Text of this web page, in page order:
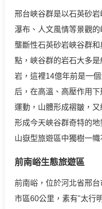
邢台峽谷群是以石英砂岩
瀑布、人文風情等景觀
壟斷性石英砂岩峽谷群
點，峽谷群的岩石大多
岩，這裡14億年前是一
后，在高溫、高壓作用
運動，山體形成褶皺，又
形成今天峽谷群奇特的
山嶽型旅遊區中獨樹一幟
前南峪生態旅遊區
前南峪，位於河北省邢
市區60公里，素有"太行